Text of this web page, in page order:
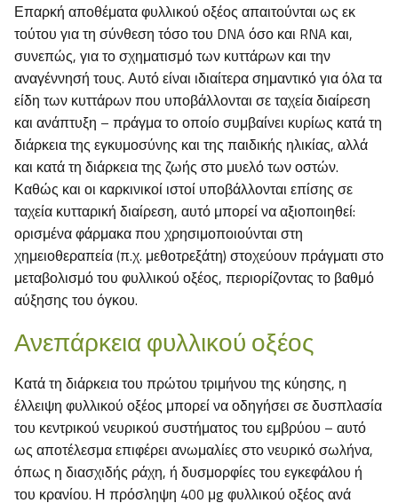
Επαρκή αποθέματα φυλλικού οξέος απαιτούνται ως εκ
τούτου για τη σύνθεση τόσο του DNA όσο και RNA και,
συνεπώς, για το σχηματισμό των κυττάρων και την
αναγέννησή τους. Αυτό είναι ιδιαίτερα σημαντικό για όλα τα
είδη των κυττάρων που υποβάλλονται σε ταχεία διαίρεση
και ανάπτυξη – πράγμα το οποίο συμβαίνει κυρίως κατά τη
διάρκεια της εγκυμοσύνης και της παιδικής ηλικίας, αλλά
και κατά τη διάρκεια της ζωής στο μυελό των οστών.
Καθώς και οι καρκινικοί ιστοί υποβάλλονται επίσης σε
ταχεία κυτταρική διαίρεση, αυτό μπορεί να αξιοποιηθεί:
ορισμένα φάρμακα που χρησιμοποιούνται στη
χημειοθεραπεία (π.χ. μεθοτρεξάτη) στοχεύουν πράγματι στο
μεταβολισμό του φυλλικού οξέος, περιορίζοντας το βαθμό
αύξησης του όγκου.
Ανεπάρκεια φυλλικού οξέος
Κατά τη διάρκεια του πρώτου τριμήνου της κύησης, η
έλλειψη φυλλικού οξέος μπορεί να οδηγήσει σε δυσπλασία
του κεντρικού νευρικού συστήματος του εμβρύου – αυτό
ως αποτέλεσμα επιφέρει ανωμαλίες στο νευρικό σωλήνα,
όπως η διασχιδής ράχη, ή δυσμορφίες του εγκεφάλου ή
του κρανίου. Η πρόσληψη 400 μg φυλλικού οξέος ανά